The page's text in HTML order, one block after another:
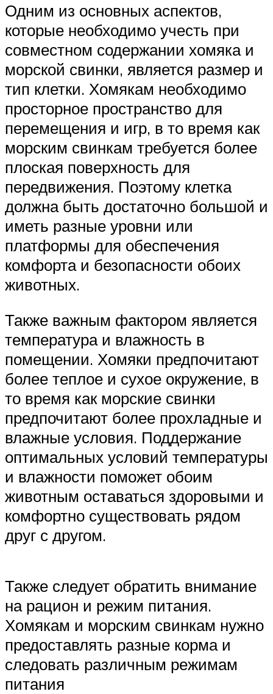
Одним из основных аспектов,
которые необходимо учесть при
совместном содержании хомяка и
морской свинки, является размер и
тип клетки. Хомякам необходимо
просторное пространство для
перемещения и игр, в то время как
морским свинкам требуется более
плоская поверхность для
передвижения. Поэтому клетка
должна быть достаточно большой и
иметь разные уровни или
платформы для обеспечения
комфорта и безопасности обоих
животных.
Также важным фактором является
температура и влажность в
помещении. Хомяки предпочитают
более теплое и сухое окружение, в
то время как морские свинки
предпочитают более прохладные и
влажные условия. Поддержание
оптимальных условий температуры
и влажности поможет обоим
животным оставаться здоровыми и
комфортно существовать рядом
друг с другом.
Также следует обратить внимание
на рацион и режим питания.
Хомякам и морским свинкам нужно
предоставлять разные корма и
следовать различным режимам
питания